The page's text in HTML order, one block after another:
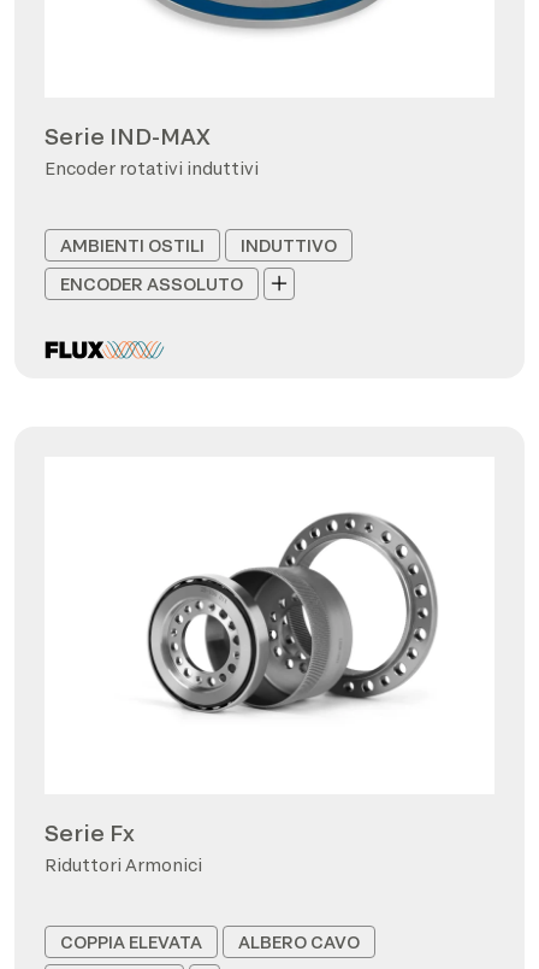
Serie IND-MAX
Encoder rotativi induttivi
AMBIENTI OSTILI
INDUTTIVO
ENCODER ASSOLUTO
Serie Fx
Riduttori Armonici
COPPIA ELEVATA
ALBERO CAVO